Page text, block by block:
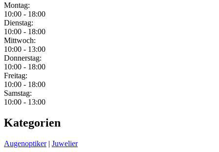
Montag:
10:00 - 18:00
Dienstag:
10:00 - 18:00
Mittwoch:
10:00 - 13:00
Donnerstag:
10:00 - 18:00
Freitag:
10:00 - 18:00
Samstag:
10:00 - 13:00
Kategorien
Augenoptiker| Juwelier